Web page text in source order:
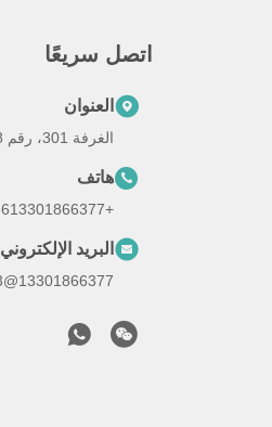
اتصل سريعًا
العنوان
الغرفة 301، رقم 188-189، طريق دوهي، منطقة مينهانغ، شنغهاي
هاتف
+8613301866377
البريد الإلكتروني
13301866377@163.com